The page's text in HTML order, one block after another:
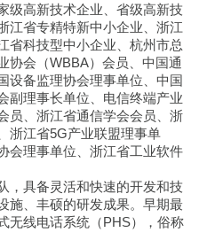
级高新技术企业、省级高新技
江省专精特新中小企业、浙江
省科技型中小企业、杭州市总
协会（WBBA）会员、中国通
设备监理协会理事单位、中国
副理事长单位、电信终端产业
员、浙江省通信学会会员、浙
浙江省5G产业联盟理事单
会理事单位、浙江省工业软件
，具备灵活和快速的开发和技
施、丰硕的研发成果。早期最
无线电话系统（PHS），俗称